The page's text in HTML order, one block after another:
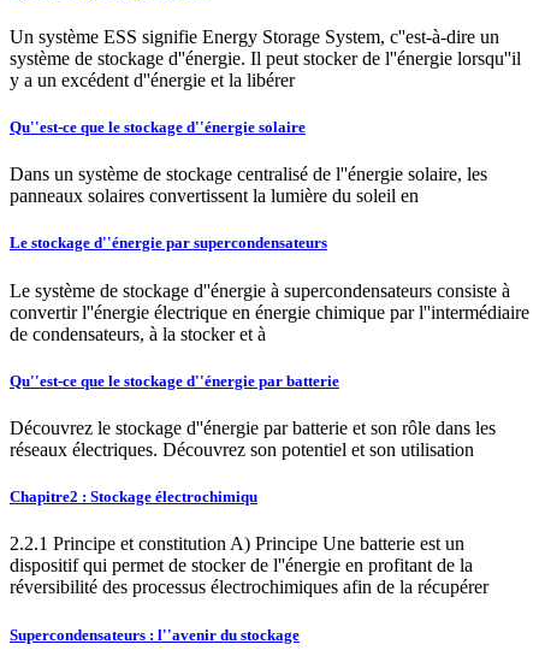
Un système ESS signifie Energy Storage System, c''est-à-dire un
système de stockage d''énergie. Il peut stocker de l''énergie lorsqu''il
y a un excédent d''énergie et la libérer
Qu''est-ce que le stockage d''énergie solaire
Dans un système de stockage centralisé de l''énergie solaire, les
panneaux solaires convertissent la lumière du soleil en
Le stockage d''énergie par supercondensateurs
Le système de stockage d''énergie à supercondensateurs consiste à
convertir l''énergie électrique en énergie chimique par l''intermédiaire
de condensateurs, à la stocker et à
Qu''est-ce que le stockage d''énergie par batterie
Découvrez le stockage d''énergie par batterie et son rôle dans les
réseaux électriques. Découvrez son potentiel et son utilisation
Chapitre2 : Stockage électrochimiqu
2.2.1 Principe et constitution A) Principe Une batterie est un
dispositif qui permet de stocker de l''énergie en profitant de la
réversibilité des processus électrochimiques afin de la récupérer
Supercondensateurs : l''avenir du stockage